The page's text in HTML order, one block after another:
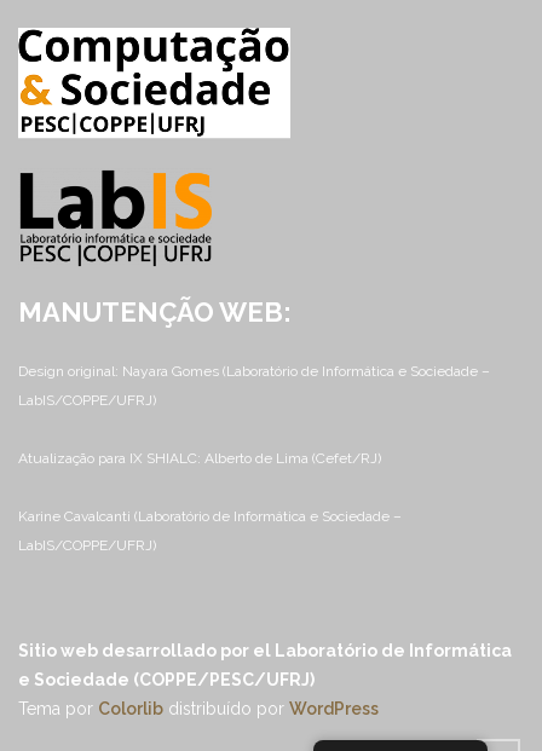
MANUTENÇÃO WEB:
Design original: Nayara Gomes (Laboratório de Informática e Sociedade –
LabIS/COPPE/UFRJ)
Atualização para IX SHIALC: Alberto de Lima (Cefet/RJ)
Karine Cavalcanti (Laboratório de Informática e Sociedade –
LabIS/COPPE/UFRJ)
Sitio web desarrollado por el Laboratório de Informática
e Sociedade (COPPE/PESC/UFRJ)
Tema por Colorlib distribuído por WordPress